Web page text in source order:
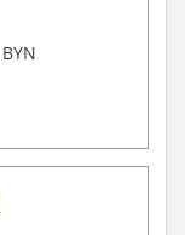
BYN